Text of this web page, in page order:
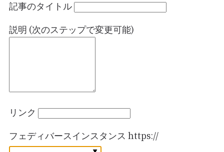
記事のタイトル
説明 (次のステップで変更可能)
リンク
フェディバースインスタンス https://